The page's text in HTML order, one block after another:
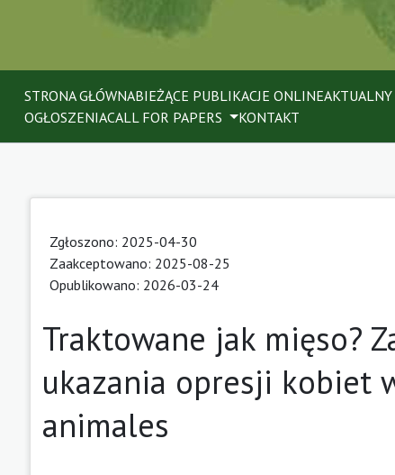
STRONA GŁÓWNABIEŻĄCE PUBLIKACJE ONLINE
OGŁOSZENIACALL FOR PAPERS KONTAKT
Zgłoszono: 2025-04-30
Zaakceptowano: 2025-08-25
Opublikowano: 2026-03-24
Traktowane jak mięso?
ukazania opresji kobiet
animales